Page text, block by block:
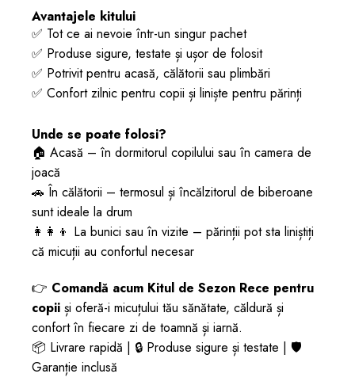
Avantajele kitului
✅ Tot ce ai nevoie într-un singur pachet
✅ Produse sigure, testate și ușor de folosit
✅ Potrivit pentru acasă, călătorii sau plimbări
✅ Confort zilnic pentru copii și liniște pentru părinți
Unde se poate folosi?
🏠 Acasă – în dormitorul copilului sau în camera de
joacă
🚗 În călătorii – termosul și încălzitorul de biberoane
sunt ideale la drum
👩‍👩‍👦 La bunici sau în vizite – părinții pot sta liniștiți
că micuții au confortul necesar
👉 Comandă acum Kitul de Sezon Rece pentru
copii și oferă-i micuțului tău sănătate, căldură și
confort în fiecare zi de toamnă și iarnă.
📦 Livrare rapidă | 🔒 Produse sigure și testate | 🛡️
Garanție inclusă